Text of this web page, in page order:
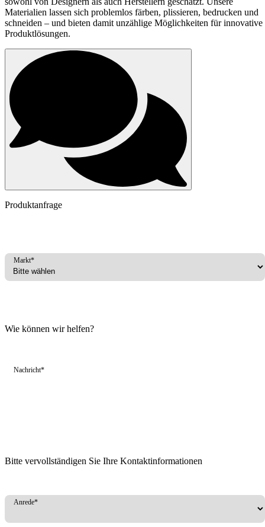
Materialien lassen sich problemlos färben, plissieren, bedrucken und
schneiden – und bieten damit unzählige Möglichkeiten für innovative
Produktlösungen.
Produktanfrage
Markt*
Wie können wir helfen?
Nachricht*
Bitte vervollständigen Sie Ihre Kontaktinformationen
Anrede*